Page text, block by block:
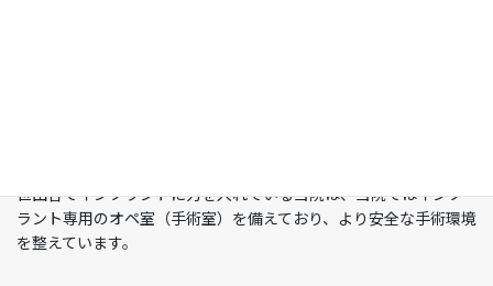
世田谷でインプラントに力を入れている当院は、当院ではインプ
ラント専用のオペ室（手術室）を備えており、より安全な手術環境
を整えています。